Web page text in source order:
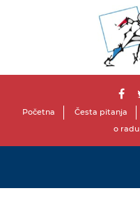
Početna Česta pitanja
o radu